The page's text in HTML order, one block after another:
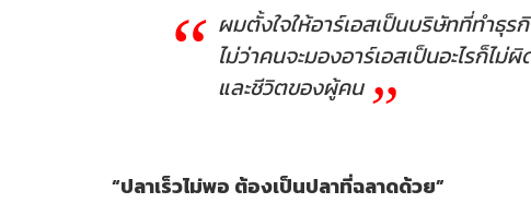
ผมตั้งใจให้อาร์เอสเป็นบริษัทที่ทำธุ
ไม่ว่าคนจะมองอาร์เอสเป็นอะไรก็ไม่
และชีวิตของผู้คน
“ปลาเร็วไม่พอ ต้องเป็นปลาที่ฉลาดด้วย”